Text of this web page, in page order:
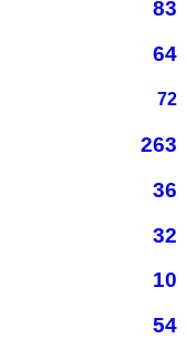
83
64
72
263
36
32
10
54